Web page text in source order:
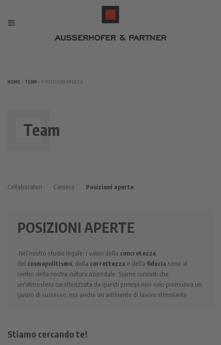
HOME > TEAM > POSIZIONI APERTE
Team
Collaboratori Carriera Posizioni aperte
POSIZIONI APERTE
Nel nostro studio legale, i valori della concretezza
del cosmopolitismo , della correttezza e della fiducia sono al
centro della nostra cultura aziendale. Siamo convinti che
un'atmosfera caratterizzata da questi principi non solo promuova un
lavoro di successo, ma anche un ambiente di lavoro stimolante.
Stiamo cercando te!